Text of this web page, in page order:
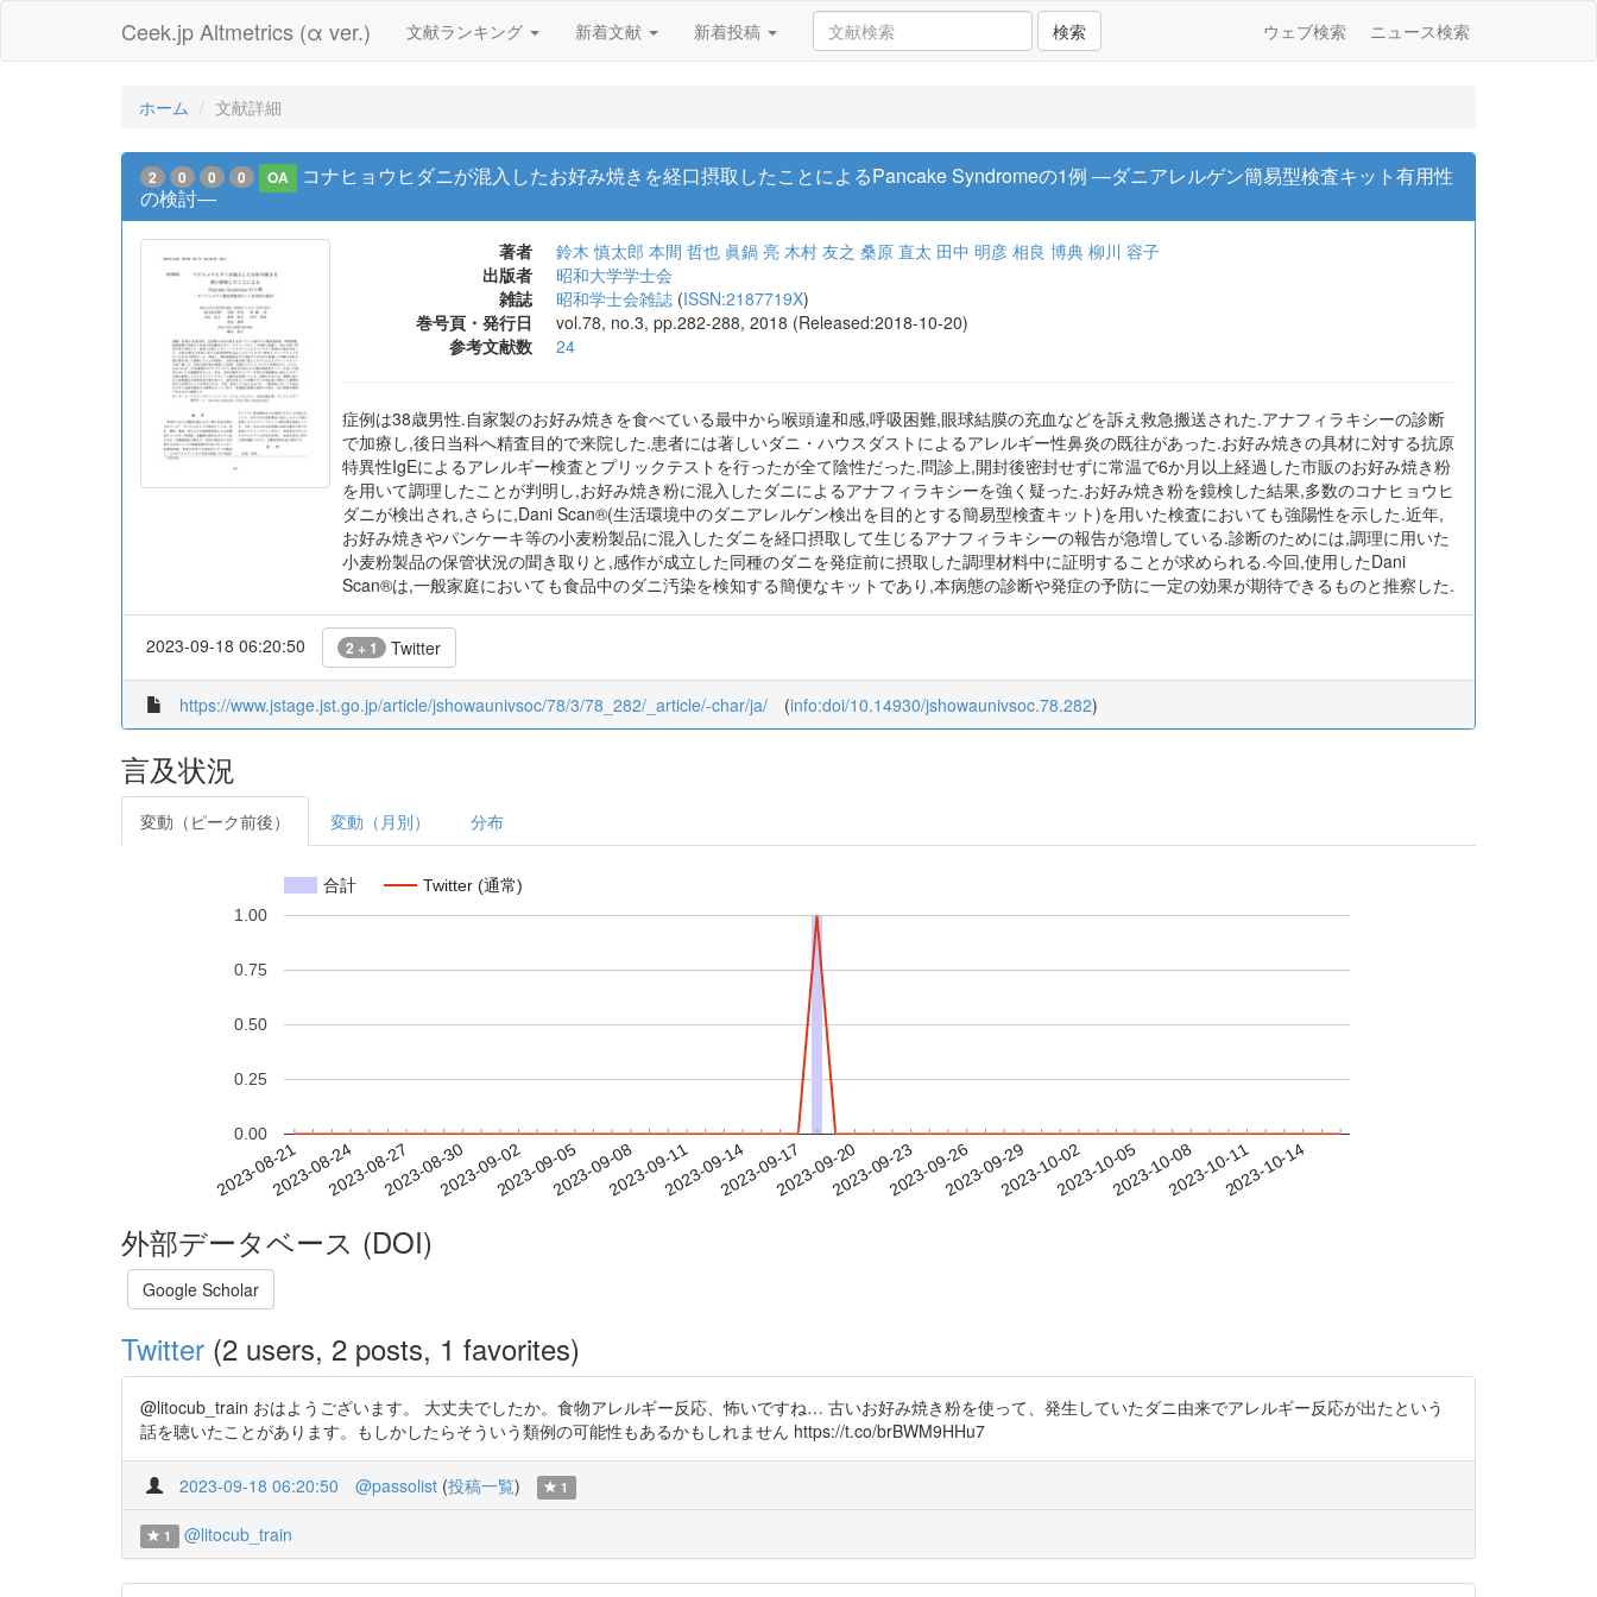
Ceek.jp Altmetrics (α ver.) 文献ランキング 新着文献 新着投稿 検索 ウェブ検索 ニュース検索
ホーム 文献詳細
2 0 0 0 OA
コナヒョウヒダニが混入したお好み焼きを経口摂取したことによるPancake Syndromeの1例 ―ダニアレルゲン簡易型検査キット有用性
の検討―
著者 鈴木 慎太郎 本間 哲也 眞鍋 亮 木村 友之 桑原 直太 田中 明彦 相良 博典 柳川 容子
出版者
昭和大学学士会
雑誌
昭和学士会雑誌 (ISSN:2187719X)
巻号頁・発行日
vol.78, no.3, pp.282-288, 2018 (Released:2018-10-20)
参考文献数
24
症例は38歳男性.自家製のお好み焼きを食べている最中から喉頭違和感,呼吸困難,眼球結膜の充血などを訴え救急搬送された.アナフィラキシーの診断
で加療し,後日当科へ精査目的で来院した.患者には著しいダニ・ハウスダストによるアレルギー性鼻炎の既往があった.お好み焼きの具材に対する抗原
特異性IgEによるアレルギー検査とプリックテストを行ったが全て陰性だった.問診上,開封後密封せずに常温で6か月以上経過した市販のお好み焼き粉
を用いて調理したことが判明し,お好み焼き粉に混入したダニによるアナフィラキシーを強く疑った.お好み焼き粉を鏡検した結果,多数のコナヒョウヒ
ダニが検出され,さらに,Dani Scan®(生活環境中のダニアレルゲン検出を目的とする簡易型検査キット)を用いた検査においても強陽性を示した.近年,
お好み焼きやパンケーキ等の小麦粉製品に混入したダニを経口摂取して生じるアナフィラキシーの報告が急増している.診断のためには,調理に用いた
小麦粉製品の保管状況の聞き取りと,感作が成立した同種のダニを発症前に摂取した調理材料中に証明することが求められる.今回,使用したDani
Scan®は,一般家庭においても食品中のダニ汚染を検知する簡便なキットであり,本病態の診断や発症の予防に一定の効果が期待できるものと推察した.
2023-09-18 06:20:50 2 + 1 Twitter
https://www.jstage.jst.go.jp/article/jshowaunivsoc/78/3/78_282/_article/-char/ja/ (info:doi/10.14930/jshowaunivsoc.78.282)
言及状況
変動（ピーク前後） 変動（月別） 分布
合計 Twitter (通常)
2023-08-212023-08-242023-08-272023-08-302023-09-022023-09-052023-09-082023-09-112023-09-142023-09-172023-09-202023-09-232023-09-262023-09-292023-10-022023-10-052023-10-082023-10-112023-10-14
0.00
0.25
0.50
0.75
1.00
外部データベース (DOI)
Google Scholar
Twitter (2 users, 2 posts, 1 favorites)
@litocub_train おはようございます。 大丈夫でしたか。食物アレルギー反応、怖いですね… 古いお好み焼き粉を使って、発生していたダニ由来でアレルギー反応が出たという
話を聴いたことがあります。もしかしたらそういう類例の可能性もあるかもしれません https://t.co/brBWM9HHu7
2023-09-18 06:20:50 @passolist (投稿一覧) 1
1 @litocub_train